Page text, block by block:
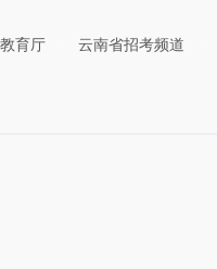
育厅 云南省招考频道